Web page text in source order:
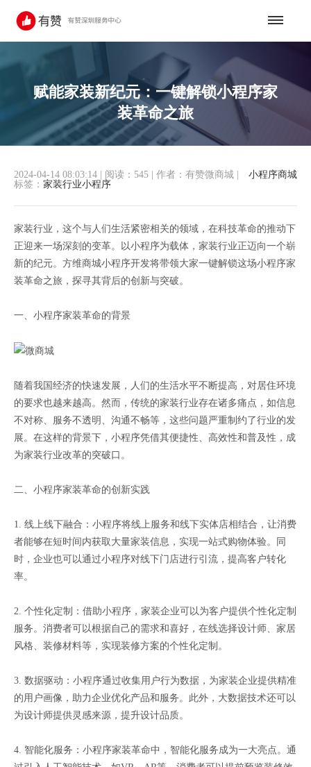
赋能家装新纪元：一键解锁小程序家
装革命之旅
小程序商城
2024-04-14 08:03:14 阅读：545 作者：有赞微商城
标签： 家装行业小程序
家装行业，这个与人们生活紧密相关的领域，在科技革命的推动下
正迎来一场深刻的变革。以小程序为载体，家装行业正迈向一个崭
新的纪元。方维商城小程序开发将带领大家一键解锁这场小程序家
装革命之旅，探寻其背后的创新与突破。
一、小程序家装革命的背景
随着我国经济的快速发展，人们的生活水平不断提高，对居住环境
的要求也越来越高。然而，传统的家装行业存在诸多痛点，如信息
不对称、服务不透明、沟通不畅等，这些问题严重制约了行业的发
展。在这样的背景下，小程序凭借其便捷性、高效性和普及性，成
为家装行业改革的突破口。
二、小程序家装革命的创新实践
1. 线上线下融合：小程序将线上服务和线下实体店相结合，让消费
者能够在短时间内获取大量家装信息，实现一站式购物体验。同
时，企业也可以通过小程序对线下门店进行引流，提高客户转化
率。
2. 个性化定制：借助小程序，家装企业可以为客户提供个性化定制
服务。消费者可以根据自己的需求和喜好，在线选择设计师、家居
风格、装修材料等，实现装修方案的个性化定制。
3. 数据驱动：小程序通过收集用户行为数据，为家装企业提供精准
的用户画像，助力企业优化产品和服务。此外，大数据技术还可以
为设计师提供灵感来源，提升设计品质。
4. 智能化服务：小程序家装革命中，智能化服务成为一大亮点。通